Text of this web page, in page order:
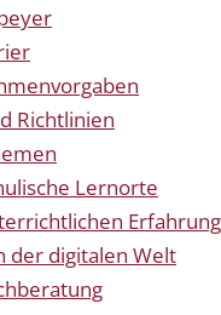
Richtlinien
Lernorte
der digitalen Welt